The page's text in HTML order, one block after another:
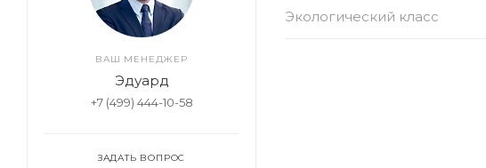
Экологический класс
ВАШ МЕНЕДЖЕР
Эдуард
+7 (499) 444-10-58
ЗАДАТЬ ВОПРОС